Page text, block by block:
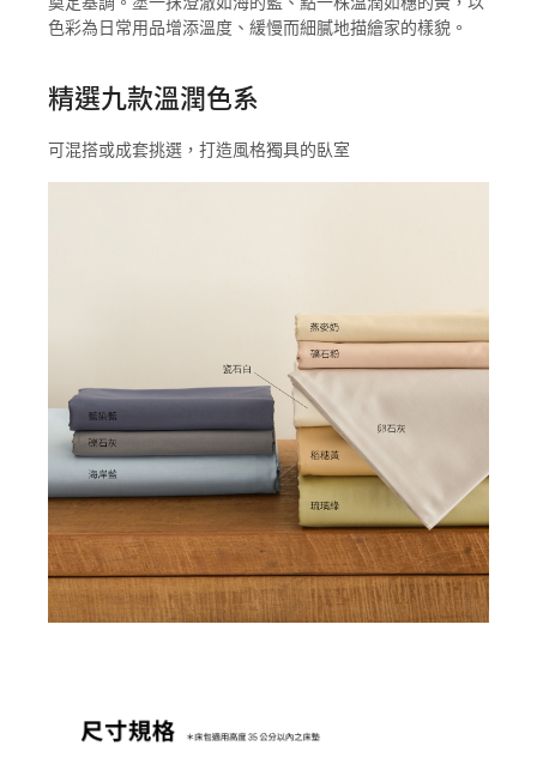
色彩為日常用品增添溫度、緩慢而細膩地描繪家的樣貌。
精選九款溫潤色系
可混搭或成套挑選，打造風格獨具的臥室